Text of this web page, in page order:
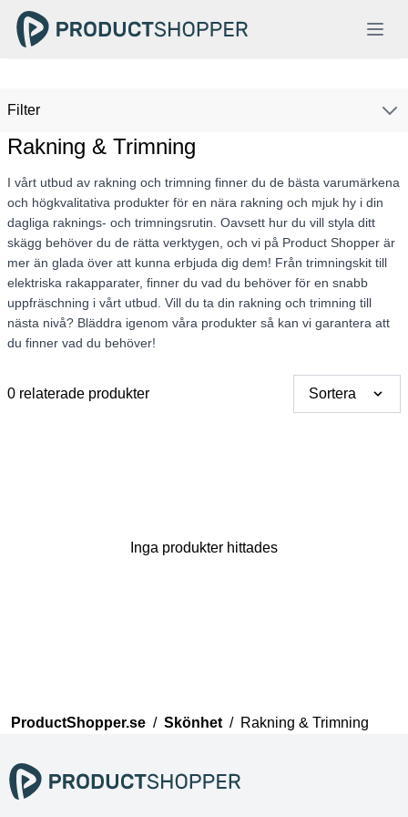
Filter
Rakning & Trimning
I vårt utbud av rakning och trimning finner du de bästa varumärkena
och högkvalitativa produkter för en nära rakning och mjuk hy i din
dagliga raknings- och trimningsrutin. Oavsett hur du vill styla ditt
skägg behöver du de rätta verktygen, och vi på Product Shopper är
mer än glada över att kunna erbjuda dig dem! Från trimningskit till
elektriska rakapparater, finner du vad du behöver för en snabb
uppfräschning i vårt utbud. Vill du ta din rakning och trimning till
nästa nivå? Bläddra igenom våra produkter så kan vi garantera att
du finner vad du behöver!
0 relaterade produkter Sortera
Inga produkter hittades
ProductShopper.se / Skönhet / Rakning & Trimning